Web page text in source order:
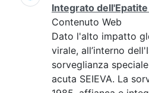
Integrato
Contenuto Web
Dato l'alto impatto
virale, all’interno
sorveglianza
acuta SEIEVA. La